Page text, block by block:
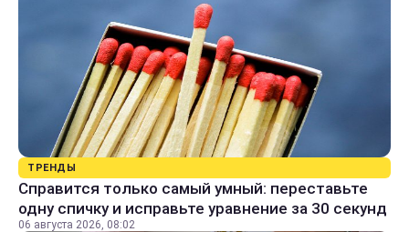
ТРЕНДЫ
Справится только самый умный: переставьте
одну спичку и исправьте уравнение за 30 секунд
06 августа 2026, 08:02